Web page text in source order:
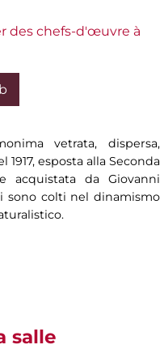
des chefs-d'œuvre à
vetrata, dispersa,
esposta alla Seconda
acquistata da Giovanni
sono colti nel dinamismo
salle